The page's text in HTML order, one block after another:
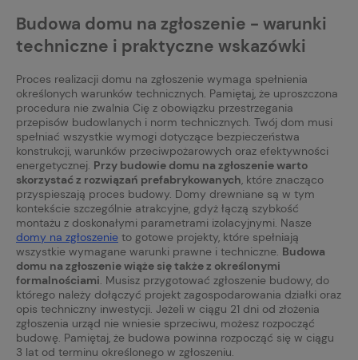
Budowa domu na zgłoszenie - warunki
techniczne i praktyczne wskazówki
Proces realizacji domu na zgłoszenie wymaga spełnienia
określonych warunków technicznych. Pamiętaj, że uproszczona
procedura nie zwalnia Cię z obowiązku przestrzegania
przepisów budowlanych i norm technicznych. Twój dom musi
spełniać wszystkie wymogi dotyczące bezpieczeństwa
konstrukcji, warunków przeciwpożarowych oraz efektywności
energetycznej. Przy budowie domu na zgłoszenie warto
skorzystać z rozwiązań prefabrykowanych , które znacząco
przyspieszają proces budowy. Domy drewniane są w tym
kontekście szczególnie atrakcyjne, gdyż łączą szybkość
montażu z doskonałymi parametrami izolacyjnymi. Nasze
domy na zgłoszenie to gotowe projekty, które spełniają
wszystkie wymagane warunki prawne i techniczne. Budowa
domu na zgłoszenie wiąże się także z określonymi
formalnościami . Musisz przygotować zgłoszenie budowy, do
którego należy dołączyć projekt zagospodarowania działki oraz
opis techniczny inwestycji. Jeżeli w ciągu 21 dni od złożenia
zgłoszenia urząd nie wniesie sprzeciwu, możesz rozpocząć
budowę. Pamiętaj, że budowa powinna rozpocząć się w ciągu
3 lat od terminu określonego w zgłoszeniu.